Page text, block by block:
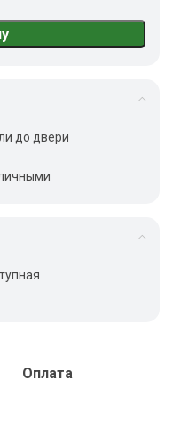
до двери
Оплата